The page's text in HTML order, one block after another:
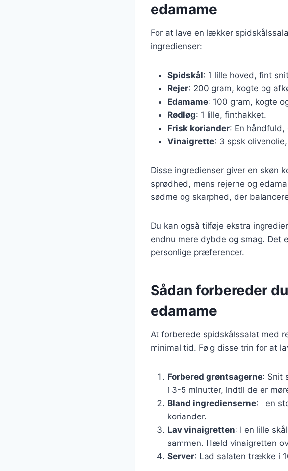
edamame
For at lave en lækker
ingredienser:
Spidskål: 1 lille hoved, fint
Rejer: 200 gram, kogte og
Edamame: 100 gram, kogte
Rødløg: 1 lille, finthakket.
Frisk koriander: En håndfuld,
Vinaigrette: 3 spsk
Disse ingredienser giver en skøn
sprødhed, mens rejerne og
sødme og skarphed, der
Du kan også tilføje ekstra
endnu mere dybde og smag. Det
personlige præferencer.
Sådan forbereder
edamame
At forberede spidskålssalat med
minimal tid. Følg disse trin for at
Forbered grøntsagerne: Snit
i 3-5 minutter, indtil de er
Bland ingredienserne: I en
koriander.
Lav vinaigretten: I en lille
sammen. Hæld vinaigretten
Server: Lad salaten trække i